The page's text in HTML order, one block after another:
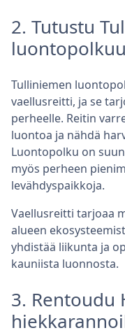
2. Tutustu
Tulliniemen
vaellusreitti, ja se
perheelle. Reitin
luontoa ja nähdä
Luontopolku on
myös perheen
levähdyspaikkoja.
Vaellusreitti tarjoaa
alueen
yhdistää liikunta ja
kauniista luonnosta.
3. Rentoudu